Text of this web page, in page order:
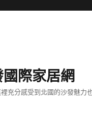
際家居網
充分感受到北國的沙發魅